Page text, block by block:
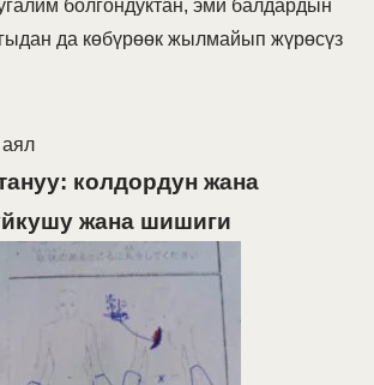
болгондуктан, эми балдардын
да көбүрөөк жылмайып жүрөсүз
колдордун жана
жана шишиги